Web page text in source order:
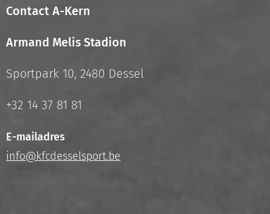
Contact A-Kern
Armand Melis Stadion
Sportpark 10, 2480 Dessel
+32 14 37 81 81
E-mailadres
info@kfcdesselsport.be